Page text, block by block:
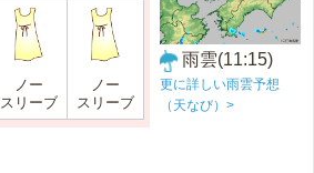
ノー
スリーブ
ノー
スリーブ
雨雲(11:15)
更に詳しい雨雲予想
（天なび）>